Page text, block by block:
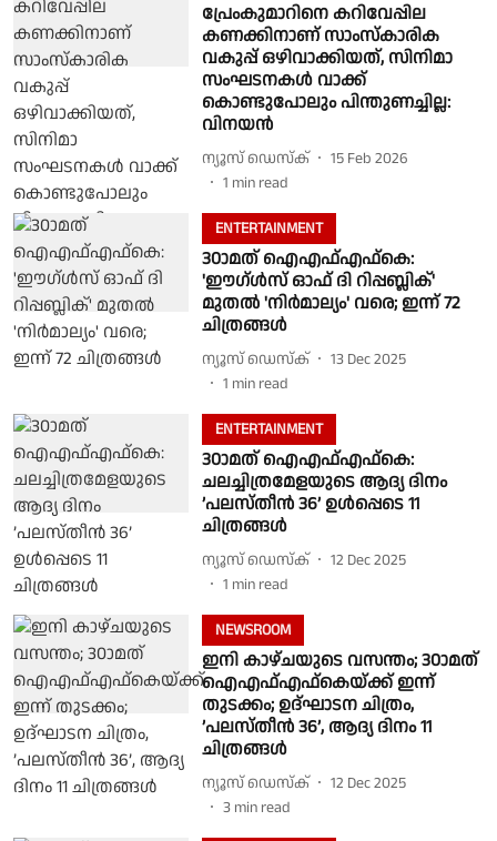
പ്രേംകുമാറിനെ കറിവേപ്പില
കണക്കിനാണ് സാംസ്കാരിക
വകുപ്പ് ഒഴിവാക്കിയത്, സിനിമാ
സംഘടനകൾ വാക്ക്
കൊണ്ടുപോലും പിന്തുണച്ചില്ല:
വിനയൻ
ന്യൂസ് ഡെസ്ക്
15 Feb 2026
1 min read
ENTERTAINMENT
30ാമത് ഐഎഫ്എഫ്കെ:
'ഈഗ്ൾസ് ഓഫ് ദി റിപ്പബ്ലിക്'
മുതൽ 'നിർമാല്യം' വരെ; ഇന്ന് 72
ചിത്രങ്ങൾ
ന്യൂസ് ഡെസ്ക്
13 Dec 2025
1 min read
ENTERTAINMENT
30ാമത് ഐഎഫ്എഫ്കെ:
ചലച്ചിത്രമേളയുടെ ആദ്യ ദിനം
’പലസ്തീൻ 36’ ഉൾപ്പെടെ 11
ചിത്രങ്ങൾ
ന്യൂസ് ഡെസ്ക്
12 Dec 2025
1 min read
NEWSROOM
ഇനി കാഴ്ചയുടെ വസന്തം; 30ാമത്
ഐഎഫ്എഫ്‌കെയ്ക്ക് ഇന്ന്
തുടക്കം; ഉദ്ഘാടന ചിത്രം,
’പലസ്തീൻ 36’, ആദ്യ ദിനം 11
ചിത്രങ്ങൾ
ന്യൂസ് ഡെസ്ക്
12 Dec 2025
3 min read